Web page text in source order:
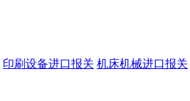
印刷设备进口报关 机床机械进口报关